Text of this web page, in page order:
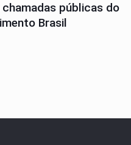
públicas do
Brasil